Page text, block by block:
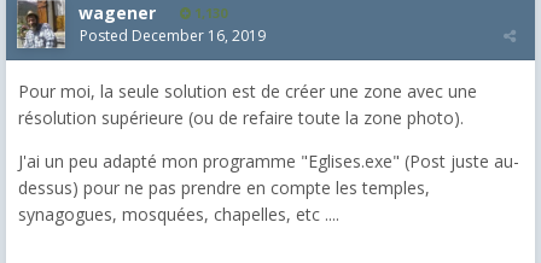
wagener 1,130
Posted December 16, 2019
Pour moi, la seule solution est de créer une zone avec une
résolution supérieure (ou de refaire toute la zone photo).
J'ai un peu adapté mon programme "Eglises.exe" (Post juste au-
dessus) pour ne pas prendre en compte les temples,
synagogues, mosquées, chapelles, etc ....